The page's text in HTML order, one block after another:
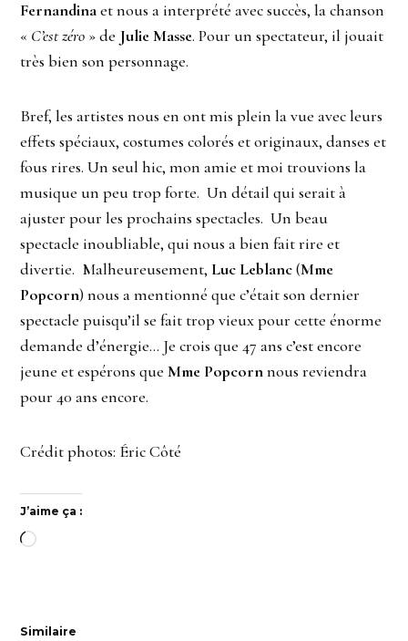
Fernandinaet nous a interprété avec succès, la chanson
« C’est zéro » de Julie Masse. Pour un spectateur, il jouait
très bien son personnage.
Bref, les artistes nous en ont mis plein la vue avec leurs
effets spéciaux, costumes colorés et originaux, danses et
fous rires. Un seul hic, mon amie et moi trouvions la
musique un peu trop forte. Un détail qui serait à
ajuster pour les prochains spectacles. Un beau
spectacle inoubliable, qui nous a bien fait rire et
divertie. Malheureusement, Luc Leblanc(Mme
Popcorn) nous a mentionné que c’était son dernier
spectacle puisqu’il se fait trop vieux pour cette énorme
demande d’énergie… Je crois que 47 ans c’est encore
jeune et espérons queMme Popcornnous reviendra
pour 40 ans encore.
Crédit photos: Éric Côté
J’aime ça :
Chargement…
Similaire